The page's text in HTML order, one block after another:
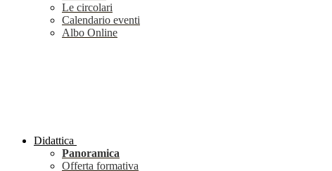
Le circolari
Calendario eventi
Albo Online
Didattica
Panoramica
Offerta formativa